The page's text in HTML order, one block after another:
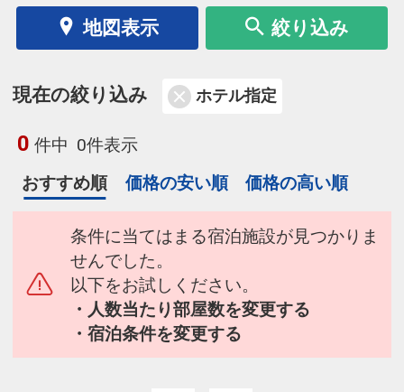
地図表示 絞り込み
現在の絞り込み ホテル指定
0 件中 0件表示
おすすめ順
価格の安い順 価格の高い順
条件に当てはまる宿泊施設が見つかりま
せんでした。
以下をお試しください。
・人数当たり部屋数を変更する
・宿泊条件を変更する